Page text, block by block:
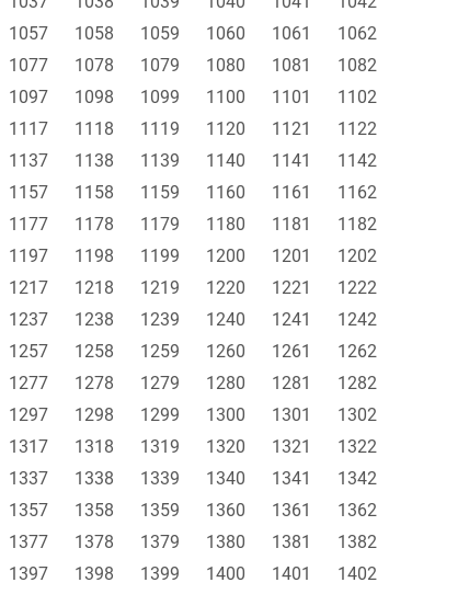
1057 1058 1059 1060 1061
1062
1077 1078 1079 1080 1081
1082
1097 1098 1099 1100 1101
1102
1117 1118 1119 1120 1121
1122
1137 1138 1139 1140 1141
1142
1157 1158 1159 1160 1161
1162
1177 1178 1179 1180 1181
1182
1197 1198 1199 1200 1201
1202
1217 1218 1219 1220 1221
1222
1237 1238 1239 1240 1241
1242
1257 1258 1259 1260 1261
1262
1277 1278 1279 1280 1281
1282
1297 1298 1299 1300 1301
1302
1317 1318 1319 1320 1321
1322
1337 1338 1339 1340 1341
1342
1357 1358 1359 1360 1361
1362
1377 1378 1379 1380 1381
1382
1397 1398 1399 1400 1401
1402